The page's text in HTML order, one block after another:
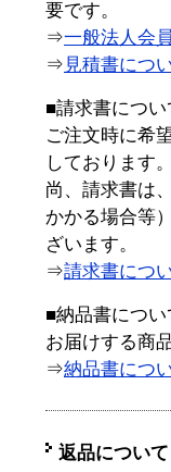
要です。
⇒一般法人会
⇒ 見積書につ
■請求書につい
ご注文時に希
しております。
尚、請求書は
かかる場合等
ざいます。
⇒請求書につ
■納品書につい
お届けする商
⇒納品書につ
返品について